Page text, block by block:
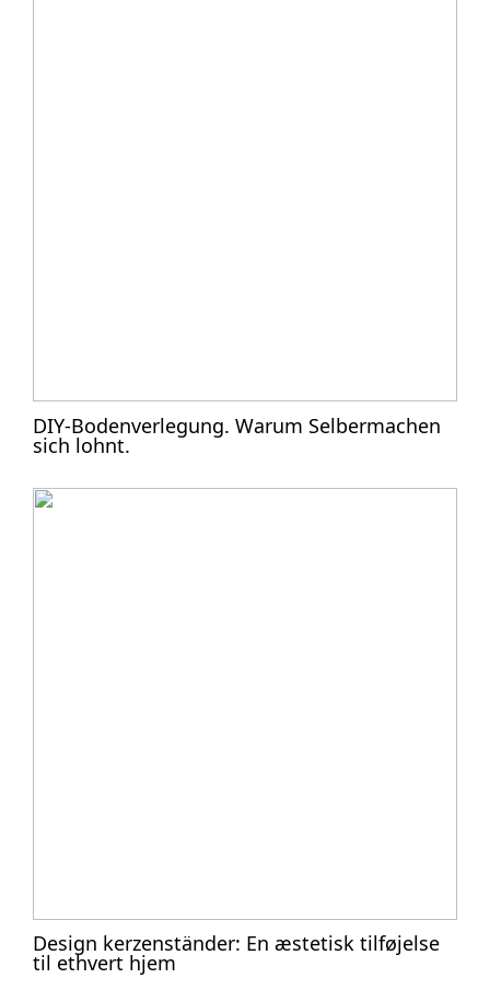
DIY-Bodenverlegung. Warum Selbermachen
sich lohnt.
Design kerzenständer: En æstetisk tilføjelse
til ethvert hjem